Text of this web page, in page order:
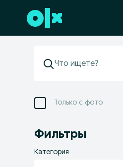
Перейти к нижнему колонтитулу
Только с фото
Фильтры
Категория